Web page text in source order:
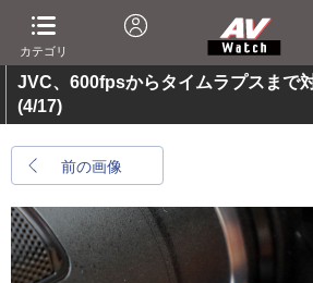
カテゴリ
JVC、600fpsからタイムラプスまで
(4/17)
前の画像